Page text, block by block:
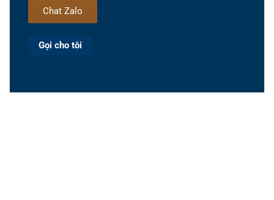
Chat Zalo
Gọi cho tôi